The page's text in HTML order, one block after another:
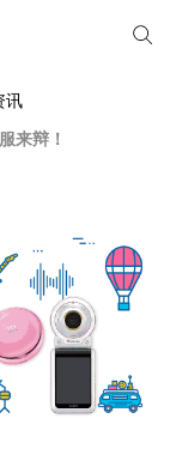
讯
来辩！